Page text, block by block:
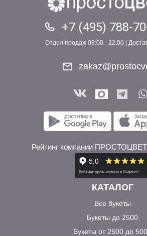
+7 (495) 788-
Отдел продаж 08:00 - 22:00 |
Рейтинг компании
КАТАЛОГ
Все букеты
Букеты до 2500
Букеты от 2500 до